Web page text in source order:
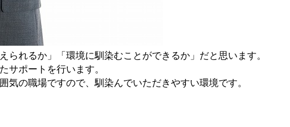
れるか」「環境に馴染むことができるか」だと思います。
ポートを行います。
の職場ですので、馴染んでいただきやすい環境です。